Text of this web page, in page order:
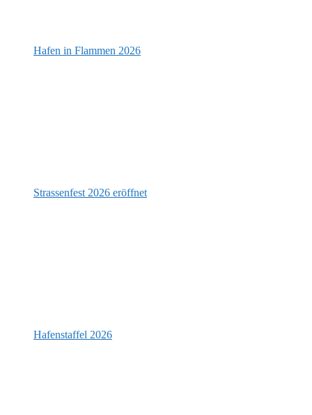
Hafen in Flammen 2026
Strassenfest 2026 eröffnet
Hafenstaffel 2026